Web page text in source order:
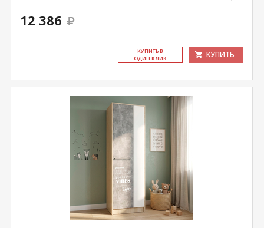
12 386
КУ­ПИТЬ В
ОДИН КЛИК
КУПИТЬ